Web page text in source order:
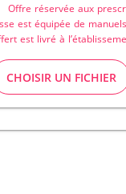
Offre réservée aux
est équipée de
est livré à
CHOISIR UN FICHIER